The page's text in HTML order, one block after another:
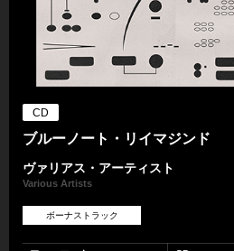
CD
ブルーノート・リイマジンド
ヴァリアス・アーティスト
Various Artists
ボーナストラック